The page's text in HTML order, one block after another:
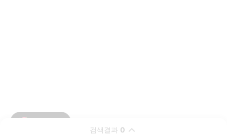
검색결과 0